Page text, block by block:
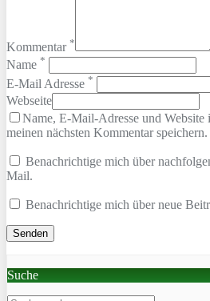
Kommentar *
Name *
E-Mail Adresse *
Webseite
Name, E-Mail-Adresse und Website
meinen nächsten Kommentar speichern.
Benachrichtige mich über
Mail.
Benachrichtige mich über neue
Suche